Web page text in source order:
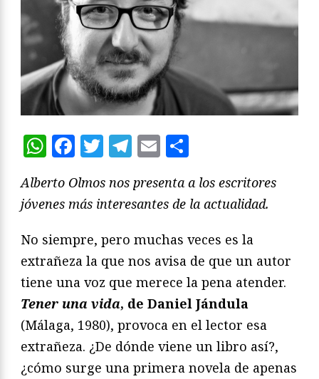
WhatsApp
Facebook
Twitter
Telegram
Email
Alberto Olmos nos presenta a los escritores
jóvenes más interesantes de la actualidad.
No siempre, pero muchas veces es la
extrañeza la que nos avisa de que un autor
tiene una voz que merece la pena atender.
Tener una vida, de Daniel Jándula
(Málaga, 1980), provoca en el lector esa
extrañeza. ¿De dónde viene un libro así?,
¿cómo surge una primera novela de apenas